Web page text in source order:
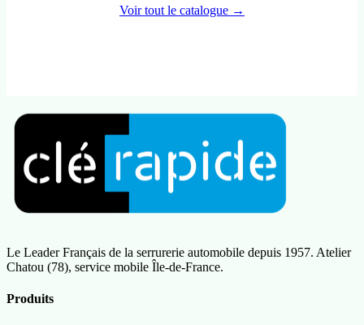
Voir tout le catalogue →
Le Leader Français de la serrurerie automobile depuis 1957. Atelier
Chatou (78), service mobile Île-de-France.
Produits